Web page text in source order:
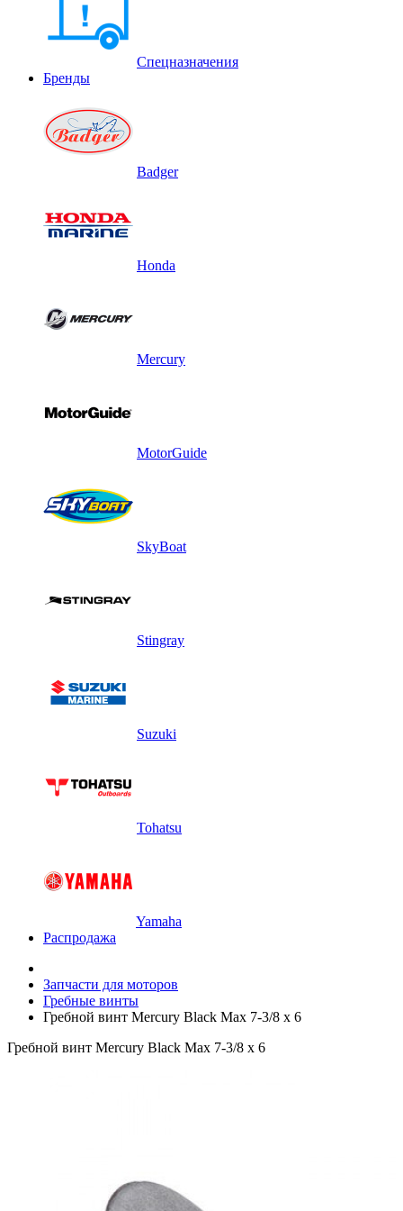
Спецназначения
Бренды
Badger
Honda
Mercury
MotorGuide
SkyBoat
Stingray
Suzuki
Tohatsu
Yamaha
Распродажа
Запчасти для моторов
Гребные винты
Гребной винт Mercury Black Max 7-3/8 х 6
Гребной винт Mercury Black Max 7-3/8 х 6